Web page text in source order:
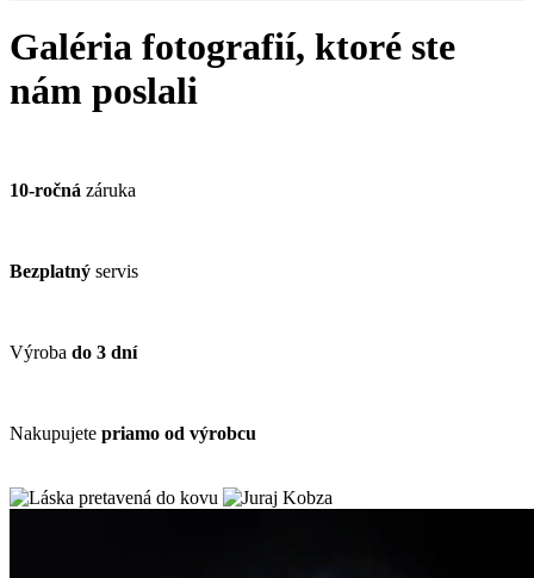
Galéria fotografií, ktoré ste
nám poslali
10-ročná záruka
Bezplatný servis
Výroba do 3 dní
Nakupujete priamo od výrobcu